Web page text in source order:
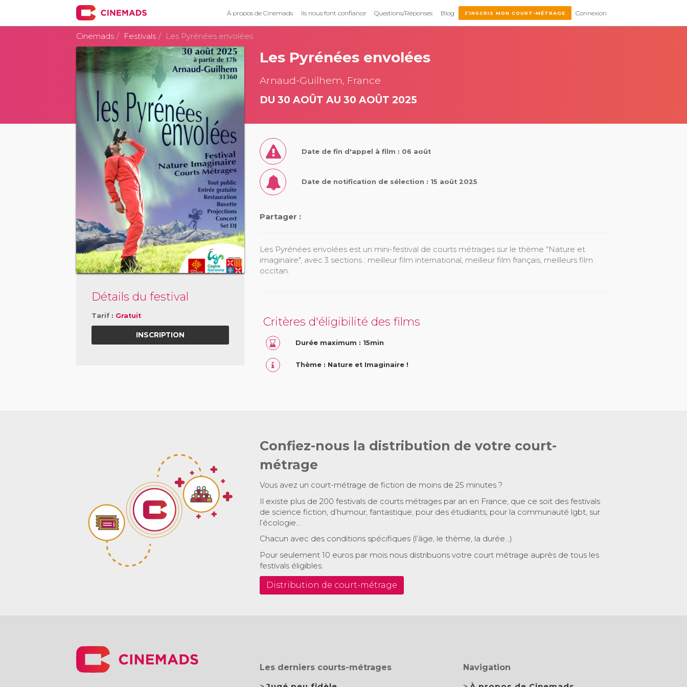
À propos de Cinemads Ils nous font confiance Questions/Réponses Blog J’INSCRIS MON COURT-MÉTRAGE Connexion
Cinemads Festivals Les Pyrénées envolées
Détails du festival
Tarif : Gratuit
INSCRIPTION
Les Pyrénées envolées
Arnaud-Guilhem, France
DU 30 AOÛT AU 30 AOÛT 2025
Date de fin d'appel à film : 06 août
Date de notification de sélection : 15 août 2025
Partager :
Les Pyrénées envolées est un mini-festival de courts métrages sur le thème "Nature et
imaginaire", avec 3 sections : meilleur film international, meilleur film français, meilleurs film
occitan.
Critères d'éligibilité des films
Durée maximum : 15min
Thème : Nature et Imaginaire !
Confiez-nous la distribution de votre court-
métrage
Vous avez un court-métrage de fiction de moins de 25 minutes ?
Il existe plus de 200 festivals de courts métrages par an en France, que ce soit des festivals
de science fiction, d’humour, fantastique, pour des étudiants, pour la communauté lgbt, sur
l’écologie…
Chacun avec des conditions spécifiques (l’âge, le thème, la durée…)
Pour seulement 10 euros par mois nous distribuons votre court métrage auprès de tous les
festivals éligibles.
Distribution de court-métrage
Les derniers courts-métrages
Navigation